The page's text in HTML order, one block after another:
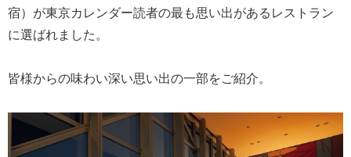
宿）が東京カレンダー読者の最も思い出があるレストラン
に選ばれました。
皆様からの味わい深い思い出の一部をご紹介。